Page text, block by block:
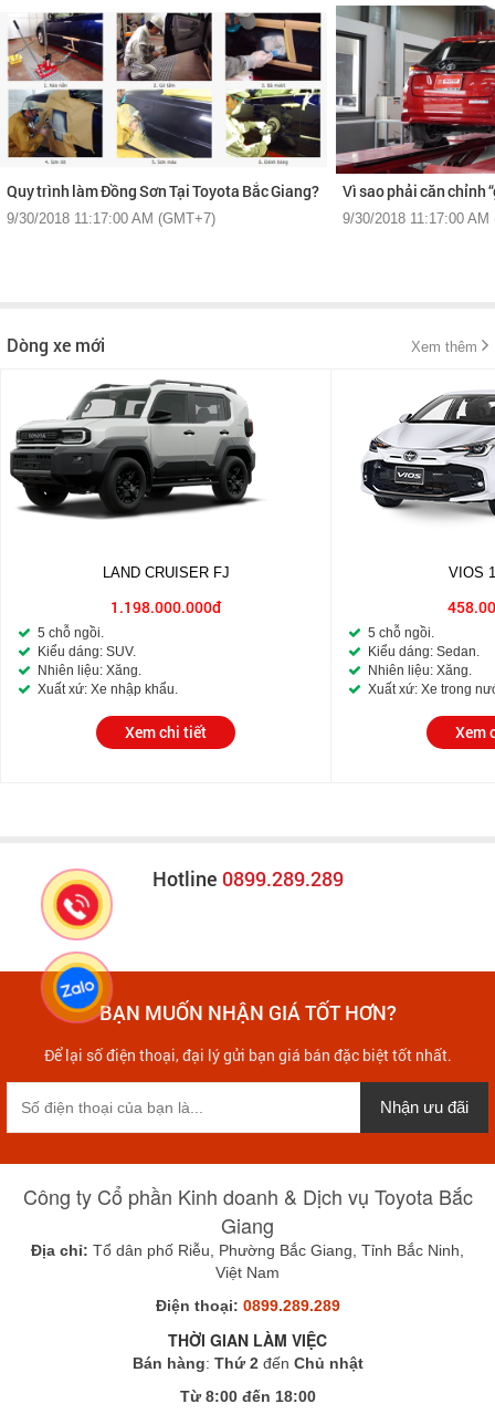
Quy trình làm Đồng Sơn Tại Toyota Bắc Giang?
9/30/2018 11:17:00 AM (GMT+7)
Vì sao phải căn chỉnh
9/30/2018 11:17:00 AM
Dòng xe mới Xem thêm
LAND CRUISER FJ
1.198.000.000đ
5 chỗ ngồi.
Kiểu dáng: SUV.
Nhiên liệu: Xăng.
Xuất xứ: Xe nhập khẩu.
Xem chi tiết
VIOS
5 chỗ ngồi.
Kiểu dáng: Sedan.
Nhiên liệu: Xăng.
Xuất xứ: Xe trong
Xem
Hotline 0899.289.289
BẠN MUỐN NHẬN GIÁ TỐT HƠN?
Để lại số điện thoại, đại lý gửi bạn giá bán đặc biệt tốt nhất.
Nhận ưu đãi
Công ty Cổ phần Kinh doanh & Dịch vụ Toyota Bắc
Giang
Địa chỉ: Tổ dân phố Riễu, Phường Bắc Giang, Tỉnh Bắc Ninh,
Việt Nam
Điện thoại: 0899.289.289
THỜI GIAN LÀM VIỆC
Bán hàng: Thứ 2đến Chủ nhật
Từ 8:00 đến 18:00